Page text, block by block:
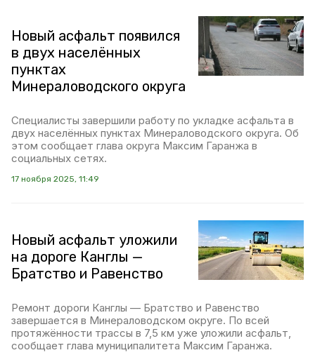
Новый асфальт появился
в двух населённых
пунктах
Минераловодского округа
Специалисты завершили работу по укладке асфальта в
двух населённых пунктах Минераловодского округа. Об
этом сообщает глава округа Максим Гаранжа в
социальных сетях.
17 ноября 2025, 11:49
Новый асфальт уложили
на дороге Канглы —
Братство и Равенство
Ремонт дороги Канглы — Братство и Равенство
завершается в Минераловодском округе. По всей
протяжённости трассы в 7,5 км уже уложили асфальт,
сообщает глава муниципалитета Максим Гаранжа.